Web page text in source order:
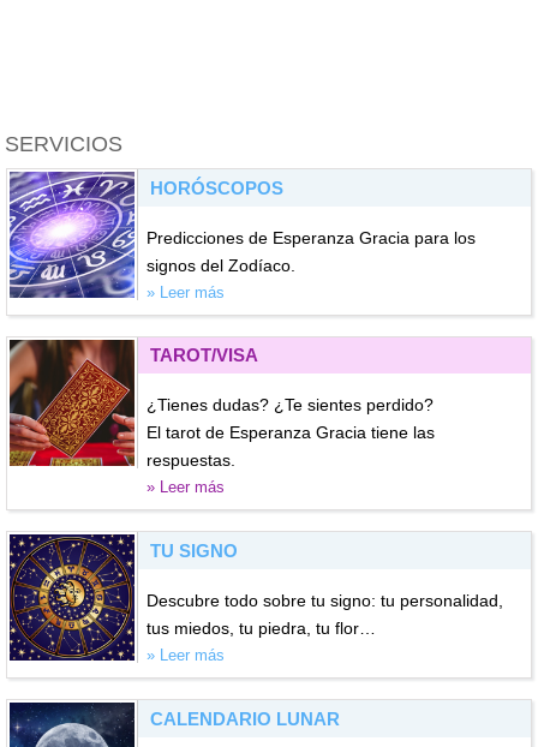
SERVICIOS
HORÓSCOPOS
Predicciones de Esperanza Gracia para los
signos del Zodíaco.
» Leer más
TAROT/VISA
¿Tienes dudas? ¿Te sientes perdido?
El tarot de Esperanza Gracia tiene las
respuestas.
» Leer más
TU SIGNO
Descubre todo sobre tu signo: tu personalidad,
tus miedos, tu piedra, tu flor…
» Leer más
CALENDARIO LUNAR